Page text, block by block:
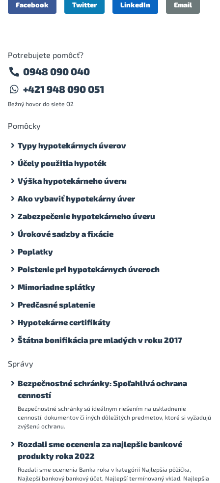
Facebook Twitter LinkedIn Email
Potrebujete pomôcť?
0948 090 040
+421 948 090 051
Bežný hovor do siete O2
Pomôcky
Typy hypotekárnych úverov
Účely použitia hypoték
Výška hypotekárneho úveru
Ako vybaviť hypotekárny úver
Zabezpečenie hypotekárneho úveru
Úrokové sadzby a fixácie
Poplatky
Poistenie pri hypotekárnych úveroch
Mimoriadne splátky
Predčasné splatenie
Hypotekárne certifikáty
Štátna bonifikácia pre mladých v roku 2017
Správy
Bezpečnostné schránky: Spoľahlivá ochrana
cenností
Bezpečnostné schránky sú ideálnym riešením na uskladnenie
cenností, dokumentov či iných dôležitých predmetov, ktoré si vyžadujú
zvýšenú ochranu.
Rozdali sme ocenenia za najlepšie bankové
produkty roka 2022
Rozdali sme ocenenia Banka roka v kategórií Najlepšia pôžička,
Najlepší bankový bankový účet, Najlepší termínovaný vklad, Najlepšia